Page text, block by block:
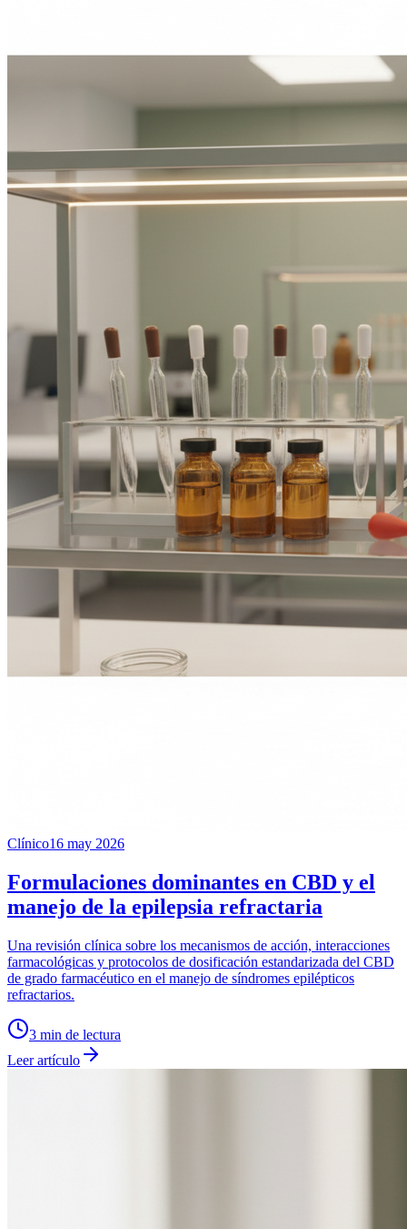
Clínico16 may 2026
Formulaciones dominantes en CBD y el
manejo de la epilepsia refractaria
Una revisión clínica sobre los mecanismos de acción, interacciones
farmacológicas y protocolos de dosificación estandarizada del CBD
de grado farmacéutico en el manejo de síndromes epilépticos
refractarios.
3 min de lectura
Leer artículo